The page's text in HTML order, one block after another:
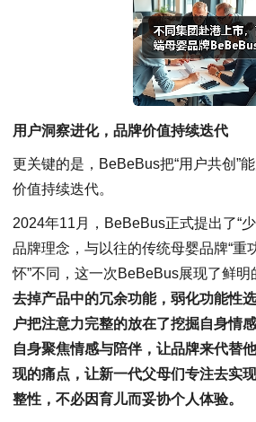
用户洞察进化，品牌价值持续迭代
更关键的是，BeBeBus把“用户共创”
价值持续迭代。
2024年11月，BeBeBus正式提出了“
品牌理念，与以往的传统母婴品牌“重
怀”不同，这一次BeBeBus展现了鲜明
去掉产品中的冗余功能，弱化功能性
户把注意力完整的放在了挖掘自身情
自身聚焦情感与陪伴，让品牌来代替
现的痛点，让新一代父母们专注去实
整性， 不必因育儿而妥协个人体验。